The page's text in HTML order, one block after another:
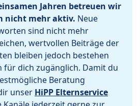
Jahren betreuen wir
nicht mehr aktiv. Neue
sind nicht mehr
wertvollen Beiträge der
bleiben jedoch bestehen
für dich zugänglich. Damit du
Beratung
unser HiPP Elternservice